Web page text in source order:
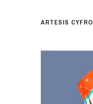
ARTESIS